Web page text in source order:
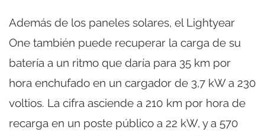
Además de los paneles solares, el Lightyear
One también puede recuperar la carga de su
batería a un ritmo que daría para 35 km por
hora enchufado en un cargador de 3,7 kW a 230
voltios. La cifra asciende a 210 km por hora de
recarga en un poste público a 22 kW, y a 570